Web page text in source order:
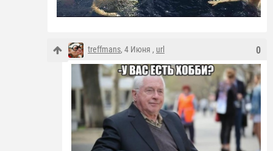
0
treffmans, 4 Июня , url